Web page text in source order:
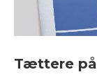
Tættere på